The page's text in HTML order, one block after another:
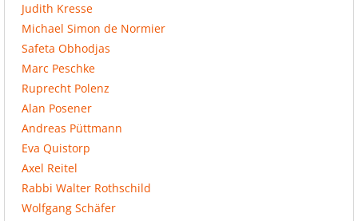
Judith Kresse
Michael Simon de Normier
Safeta Obhodjas
Marc Peschke
Ruprecht Polenz
Alan Posener
Andreas Püttmann
Eva Quistorp
Axel Reitel
Rabbi Walter Rothschild
Wolfgang Schäfer